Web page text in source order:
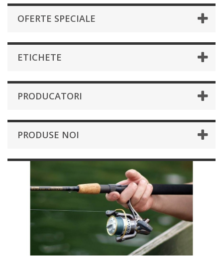
OFERTE SPECIALE
ETICHETE
PRODUCATORI
PRODUSE NOI